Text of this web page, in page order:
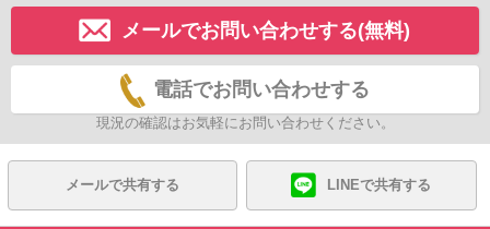
メールでお問い合わせする(無料)
電話でお問い合わせする
現況の確認はお気軽にお問い合わせください。
メールで共有する LINEで共有する